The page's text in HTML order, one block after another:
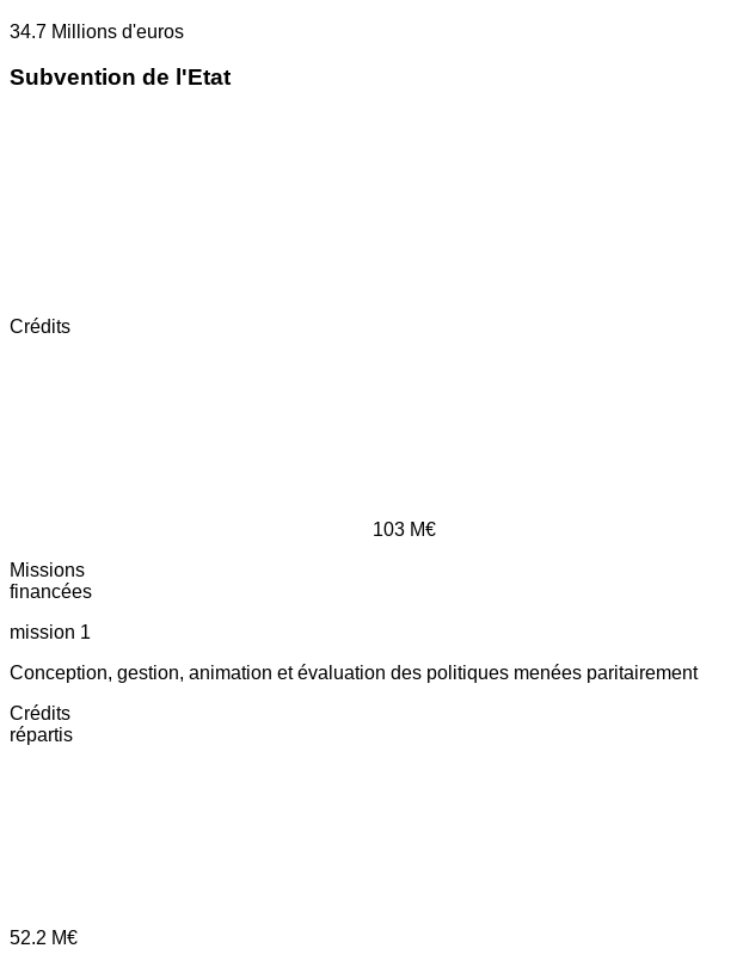
34.7 Millions d'euros
Subvention de l'Etat
Crédits
103 M€
Missions
financées
mission 1
Conception, gestion, animation et évaluation des politiques menées paritairement
Crédits
répartis
52.2 M€